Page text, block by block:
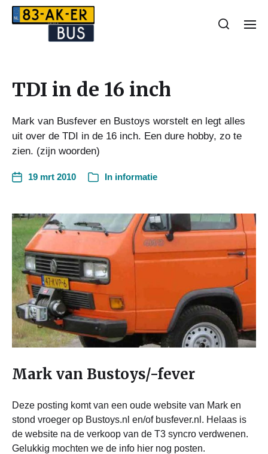
TDI in de 16 inch
Mark van Busfever en Bustoys worstelt en legt alles
uit over de TDI in de 16 inch. Een dure hobby, zo te
zien. (zijn woorden)
19 mrt 2010 In informatie
Mark van Bustoys/-fever
Deze posting komt van een oude website van Mark en
stond vroeger op Bustoys.nl en/of busfever.nl. Helaas is
de website na de verkoop van de T3 syncro verdwenen.
Gelukkig mochten we de info hier nog posten.